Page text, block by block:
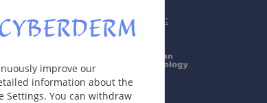
improve our
information about the
Settings. You can withdraw
Supported by: